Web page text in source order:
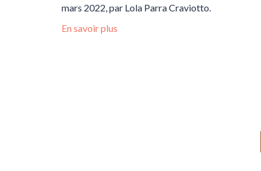
mars 2022, par Lola Parra Craviotto.
En savoir plus